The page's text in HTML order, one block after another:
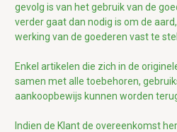
gevolg is van het gebruik van de
verder gaat dan nodig is om de
werking van de goederen vast te
Enkel artikelen die zich in de
samen met alle toebehoren,
aankoopbewijs kunnen worden
Indien de Klant de overeenkomst